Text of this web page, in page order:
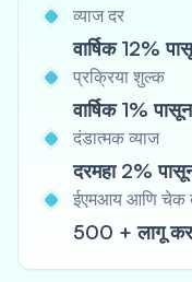
व्याज दर
वार्षिक 12%
प्रक्रिया शुल्क
वार्षिक 1%
दंडात्मक व्याज
दरमहा 2%
ईएमआय आणि चेक
500 + लागू कर